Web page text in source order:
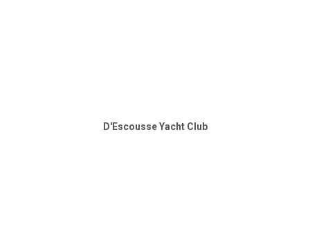
D'Escousse Yacht Club